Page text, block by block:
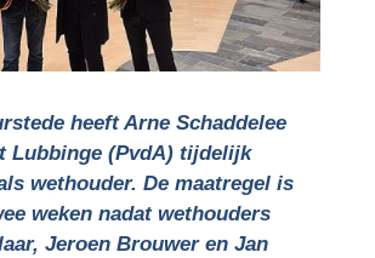
heeft Arne Schaddelee
Lubbinge (PvdA) tijdelijk
wethouder. De maatregel is
weken nadat wethouders
Jeroen Brouwer en Jan